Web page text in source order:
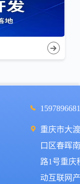
重庆市大
口区春晖
路1号重庆
动互联网